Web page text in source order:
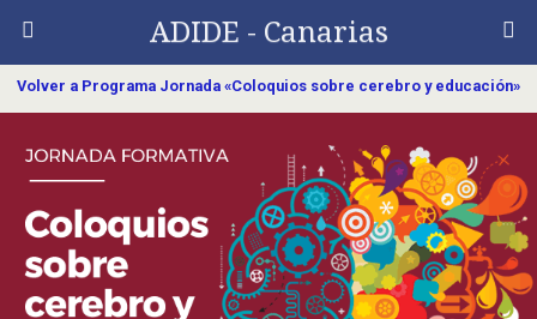
ADIDE - Canarias
Volver a Programa Jornada «Coloquios sobre cerebro y educación»